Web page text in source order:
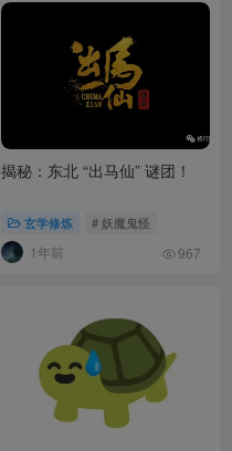
揭秘：东北 “出马仙” 谜团！
玄学修炼 # 妖魔鬼怪
1年前 967